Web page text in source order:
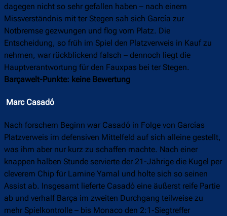
dagegen nicht so sehr gefallen haben – nach einem
Missverständnis mit ter Stegen sah sich García zur
Notbremse gezwungen und flog vom Platz. Die
Entscheidung, so früh im Spiel den Platzverweis in Kauf zu
nehmen, war rückblickend falsch – dennoch liegt die
Hauptverantwortung für den Fauxpas bei ter Stegen.
Barçawelt-Punkte: keine Bewertung
Marc Casadó
Nach forschem Beginn war Casadó in Folge von Garcías
Platzverweis im defensiven Mittelfeld auf sich alleine gestellt,
was ihm aber nur kurz zu schaffen machte. Nach einer
knappen halben Stunde servierte der 21-Jährige die Kugel per
cleverem Chip für Lamine Yamal und holte sich so seinen
Assist ab. Insgesamt lieferte Casadó eine äußerst reife Partie
ab und verhalf Barça im zweiten Durchgang teilweise zu
mehr Spielkontrolle – bis Monaco den 2:1-Siegtreffer